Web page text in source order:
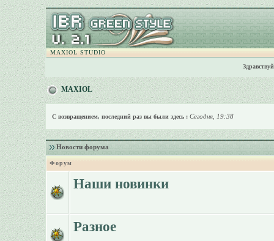
MAXIOL STUDIO
MAXIOL
С возвращением, последний раз вы были здесь : Сегодня, 19:38
Новости форума
Форум
Наши новинки
Разное